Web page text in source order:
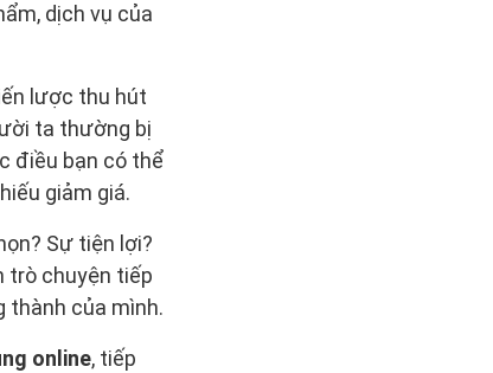
dịch vụ của
lược thu hút
ta thường bị
điều bạn có thể
giảm giá.
Sự tiện lợi?
trò chuyện tiếp
thành của mình.
online, tiếp